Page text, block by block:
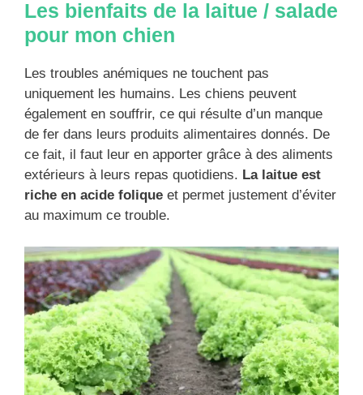
Les bienfaits de la laitue / salade
pour mon chien
Les troubles anémiques ne touchent pas
uniquement les humains. Les chiens peuvent
également en souffrir, ce qui résulte d’un manque
de fer dans leurs produits alimentaires donnés. De
ce fait, il faut leur en apporter grâce à des aliments
extérieurs à leurs repas quotidiens. La laitue est
riche en acide folique et permet justement d’éviter
au maximum ce trouble.